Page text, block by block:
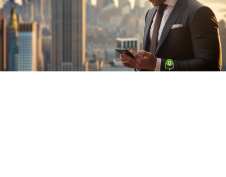
Festival Economia e
Spiritualità: Un Convegno in
Tour per l’Italia
adminOn Settembre 12, 2023 0